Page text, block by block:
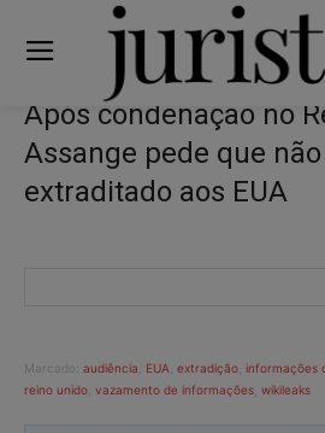
Após condenação no
Assange pede que
extraditado aos EUA
Marcado: audiência EUA extradição informações
reino unido vazamento de informações wikileaks